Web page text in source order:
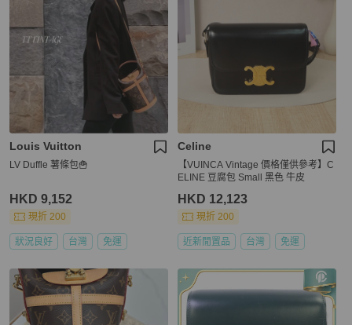
Louis Vuitton
LV Duffle 薯條包🍟
HKD 9,152
現折 200
狀況良好 台灣 免運
Celine
【VUINCA Vintage 價格僅供參考】C
ELINE 豆腐包 Small 黑色 牛皮
HKD 12,123
現折 200
近新閒置品 台灣 免運